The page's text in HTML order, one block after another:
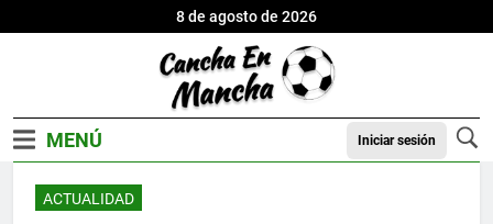
8 de agosto de 2026
Iniciar sesión
ACTUALIDAD